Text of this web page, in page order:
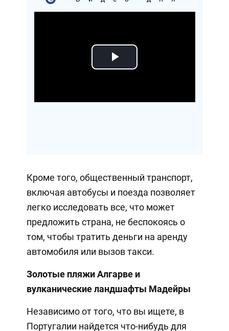
Play
Кроме того, общественный транспорт,
включая автобусы и поезда позволяет
легко исследовать все, что может
предложить страна, не беспокоясь о
том, чтобы тратить деньги на аренду
автомобиля или вызов такси.
Золотые пляжи Алгарве и
вулканические ландшафты Мадейры
Независимо от того, что вы ищете, в
Португалии найдется что-нибудь для